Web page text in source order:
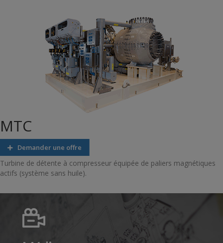
MTC
Demander une offre
Turbine de détente à compresseur équipée de paliers magnétiques
actifs (système sans huile).